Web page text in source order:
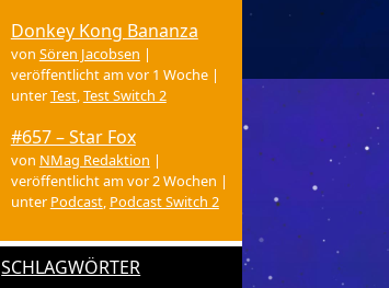
Donkey Kong Bananza
von Sören Jacobsen |
veröffentlicht am vor 1 Woche|
unterTest,Test Switch 2
#657 – Star Fox
von NMag Redaktion |
veröffentlicht am vor 2 Wochen |
unter Podcast, Podcast Switch 2
SCHLAGWÖRTER